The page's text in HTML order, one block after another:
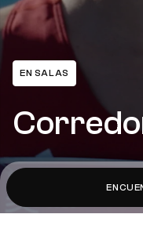
EN SALAS